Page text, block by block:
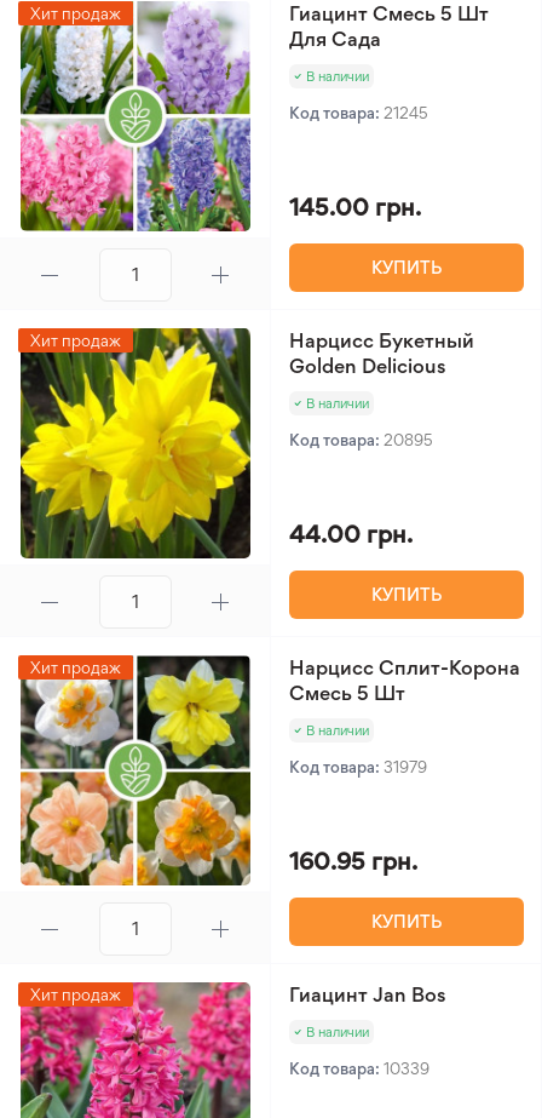
Хит продаж
Гиацинт Смесь 5 Шт
Для Сада
В наличии
Код товара: 21245
145.00 грн.
КУПИТЬ
Хит продаж
Нарцисс Букетный
Golden Delicious
В наличии
Код товара: 20895
44.00 грн.
КУПИТЬ
Хит продаж
Нарцисс Сплит-Корона
Смесь 5 Шт
В наличии
Код товара: 31979
160.95 грн.
КУПИТЬ
Хит продаж Гиацинт Jan Bos
В наличии
Код товара: 10339